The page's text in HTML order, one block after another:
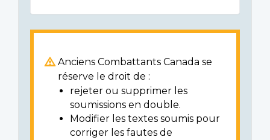
Anciens Combattants Canada se
réserve le droit de :
rejeter ou supprimer les
soumissions en double.
Modifier les textes soumis pour
corriger les fautes de